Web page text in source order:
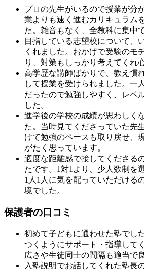
プロの先生がいるので授業が分
業よりも速く進むカリキュラム
た。雑音もなく、全教科に集中
目指している志望校について、
くれました。おかげで受験のモ
り、対策もしっかり考えてくれ
高学歴な講師ばかりで、教え慣
して授業を受けられました。一
だったので勉強しやすく、レベ
した。
進学後の学校の成績が思わしく
た。当時見てくださっていた先
けて勉強のペースも取り戻せ、
がたく思っています。
適度な距離感で接してくださる
たです。1対1より、少人数制を
1人1人に気を配っていただける
境でした。
保護者の口コミ
初めて子どもに通わせた塾でし
つくようにサポート・指導して
広さや生徒同士の間隔も適当で
入塾説明でお話してくれた塾長